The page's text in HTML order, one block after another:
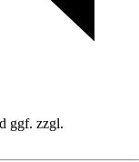
ggf. zzgl.